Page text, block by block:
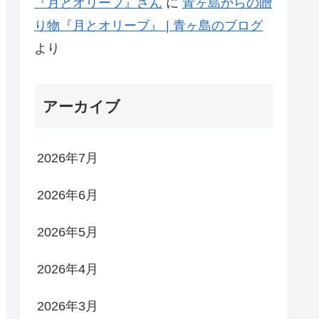
『月とオリーブ』さん に 青ヶ島からの贈
り物『月とオリーブ』 | 青ヶ島のブログ
より
アーカイブ
2026年7月
2026年6月
2026年5月
2026年4月
2026年3月